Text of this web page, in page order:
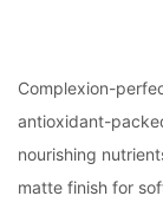
Complexion-
antioxidant-
nourishing
matte finish for